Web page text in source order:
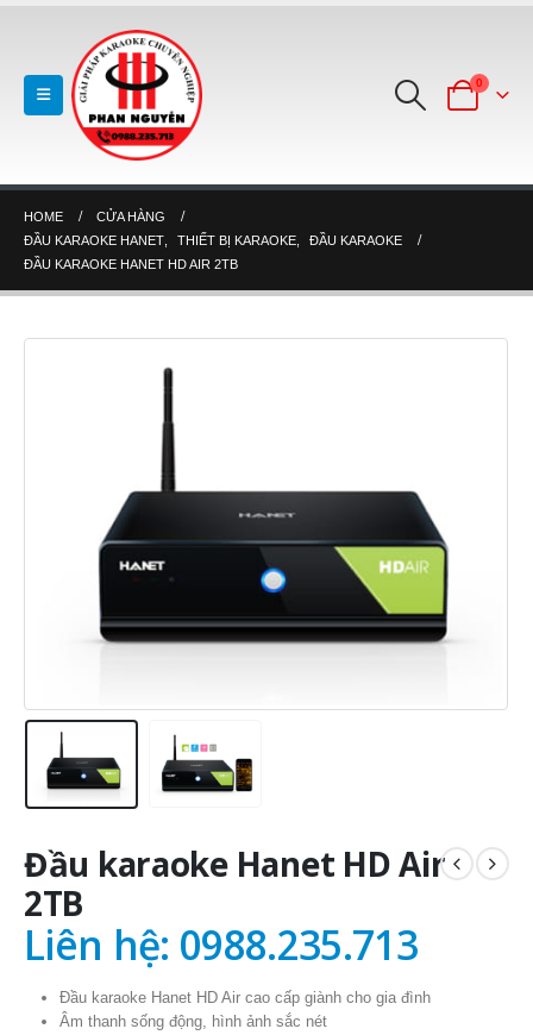
0
HOME
CỬA HÀNG
ĐẦU KARAOKE HANET
THIẾT BỊ KARAOKE
ĐẦU KARAOKE
ĐẦU KARAOKE HANET HD AIR 2TB
Đầu karaoke Hanet HD Air
2TB
Liên hệ: 0988.235.713
Đầu karaoke Hanet HD Air cao cấp giành cho gia đình
Âm thanh sống động, hình ảnh sắc nét